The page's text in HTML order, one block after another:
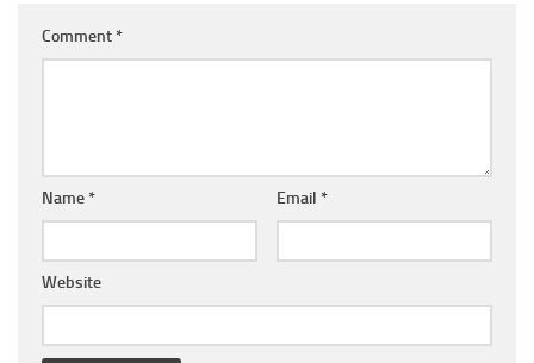
Comment *
Name * Email *
Website